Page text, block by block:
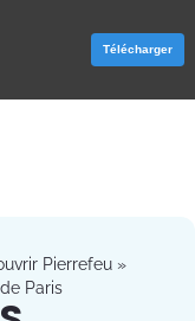
Pierrefeu »
Paris
Télécharger